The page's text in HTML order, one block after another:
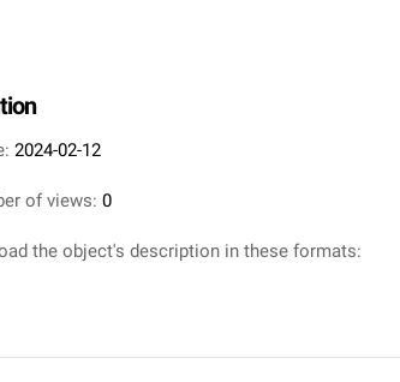
2024-02-12
of views: 0
the object's description in these formats: